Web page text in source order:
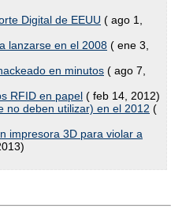
Digital de EEUU ( ago 1,
lanzarse en el 2008 ( ene 3,
en minutos ( ago 7,
RFID en papel ( feb 14, 2012)
no deben utilizar) en el 2012 (
impresora 3D para violar a